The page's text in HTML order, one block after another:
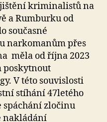
kriminalistů na
a Rumburku od
současné
narkomanům přes
měla od října 2023
poskytnout
V této souvislosti
stíhání 47letého
zločinu
nakládání